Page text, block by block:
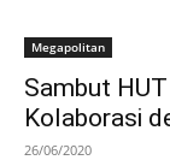
Megapolitan
Sambut
Kolaborasi
26/06/2020